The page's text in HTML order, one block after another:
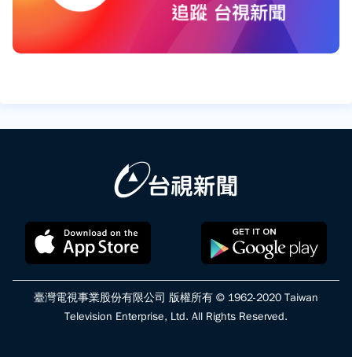
臺灣電視事業股份有限公司 版權所有 © 1962-2020 Taiwan
Television Enterprise, Ltd. All Rights Reserved.